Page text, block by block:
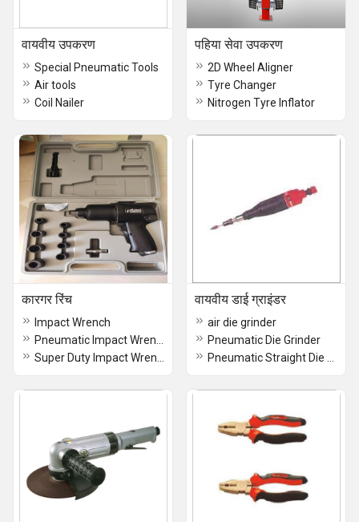
वायवीय उपकरण
Special Pneumatic Tools
Air tools
Coil Nailer
पहिया सेवा उपकरण
2D Wheel Aligner
Tyre Changer
Nitrogen Tyre Inflator
कारगर रिंच
Impact Wrench
वायवीय डाई ग्राइंडर
air die grinder
Pneumatic Die Grinder